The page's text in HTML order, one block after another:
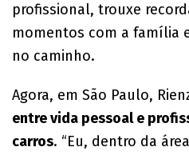
profissional, trouxe
momentos com a família
no caminho.
Agora, em São Paulo,
entre vida pessoal e
carros. “Eu, dentro da